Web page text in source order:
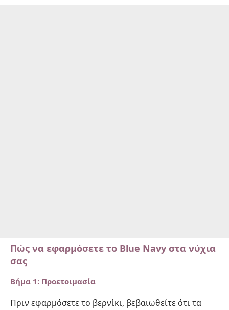
Πώς να εφαρμόσετε το Blue Navy στα νύχια
σας
Βήμα 1: Προετοιμασία
Πριν εφαρμόσετε το βερνίκι, βεβαιωθείτε ότι τα